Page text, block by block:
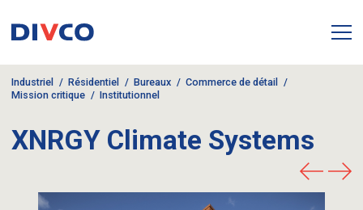
Industriel Résidentiel Bureaux
Commerce de détail
Mission critique
Institutionnel
XNRGY Climate Systems